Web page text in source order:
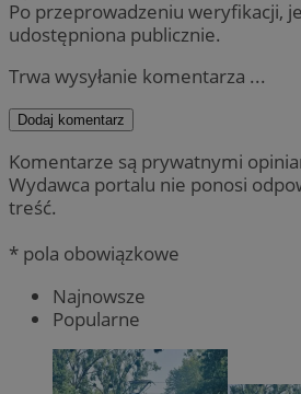
Po przeprowadzeniu weryfikacji,
udostępniona publicznie.
Trwa wysyłanie komentarza ...
Dodaj komentarz
Komentarze są prywatnymi
Wydawca portalu nie ponosi
treść.
* pola obowiązkowe
Najnowsze
Popularne